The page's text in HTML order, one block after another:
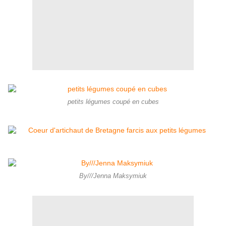
petits légumes coupé en cubes
By///Jenna Maksymiuk